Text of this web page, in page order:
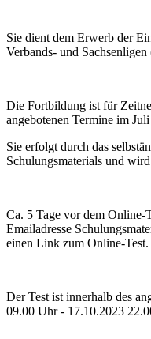
Sie dient dem Erwerb der
Verbands- und
Die Fortbildung ist für
angebotenen Termine im
Sie erfolgt durch das
Schulungsmaterials und
Ca. 5 Tage vor dem Online-
Emailadresse
einen Link zum Online-Test.
Der Test ist innerhalb des
09.00 Uhr - 17.10.2023